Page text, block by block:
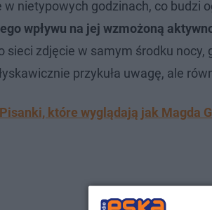
w nietypowych godzinach, co budzi
wpływu na jej wzmożoną
sieci zdjęcie w samym środku
przykuła uwagę, ale
Pisanki, które wyglądają jak Magda